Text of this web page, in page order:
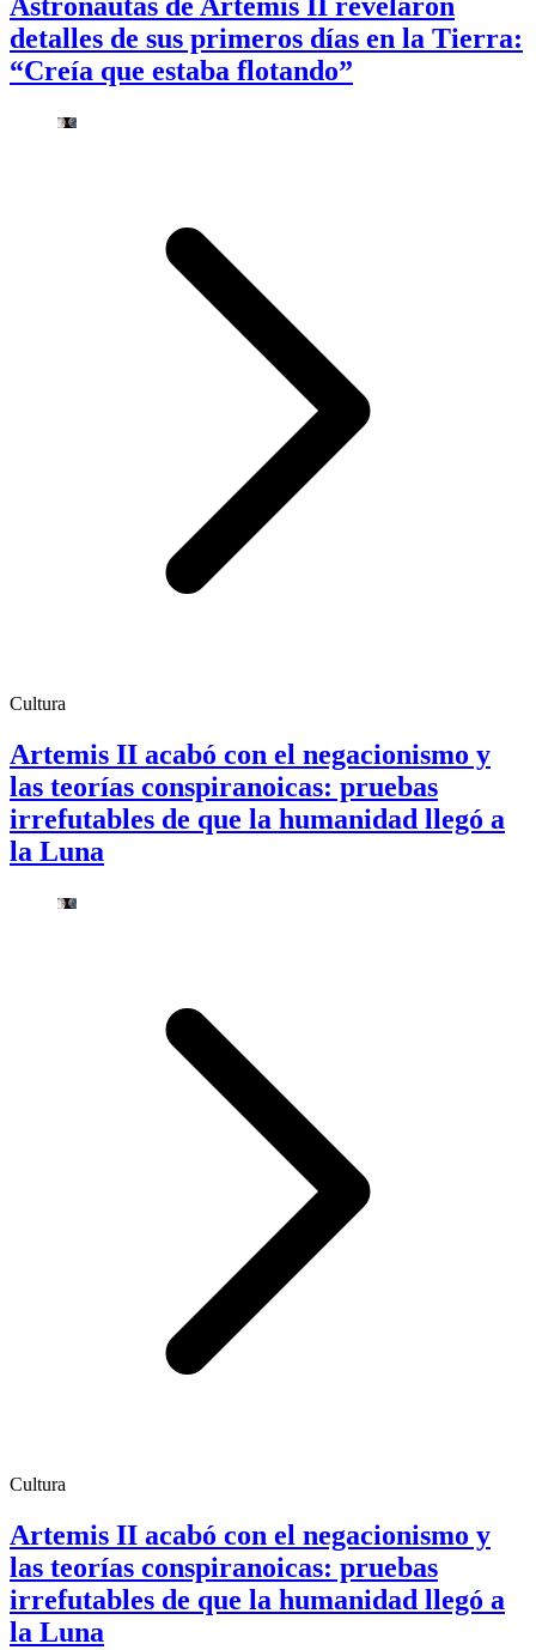
Astronautas de Artemis II revelaron
detalles de sus primeros días en la Tierra:
“Creía que estaba flotando”
Cultura
Artemis II acabó con el negacionismo y
las teorías conspiranoicas: pruebas
irrefutables de que la humanidad llegó a
la Luna
Cultura
Artemis II acabó con el negacionismo y
las teorías conspiranoicas: pruebas
irrefutables de que la humanidad llegó a
la Luna